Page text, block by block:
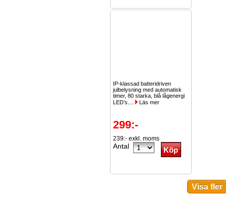
IP-klassad batteridriven
julbelysning med automatisk
timer, 80 starka, blå lågenergi
LED’s....
Läs mer
299:-
239:- exkl. moms
Antal